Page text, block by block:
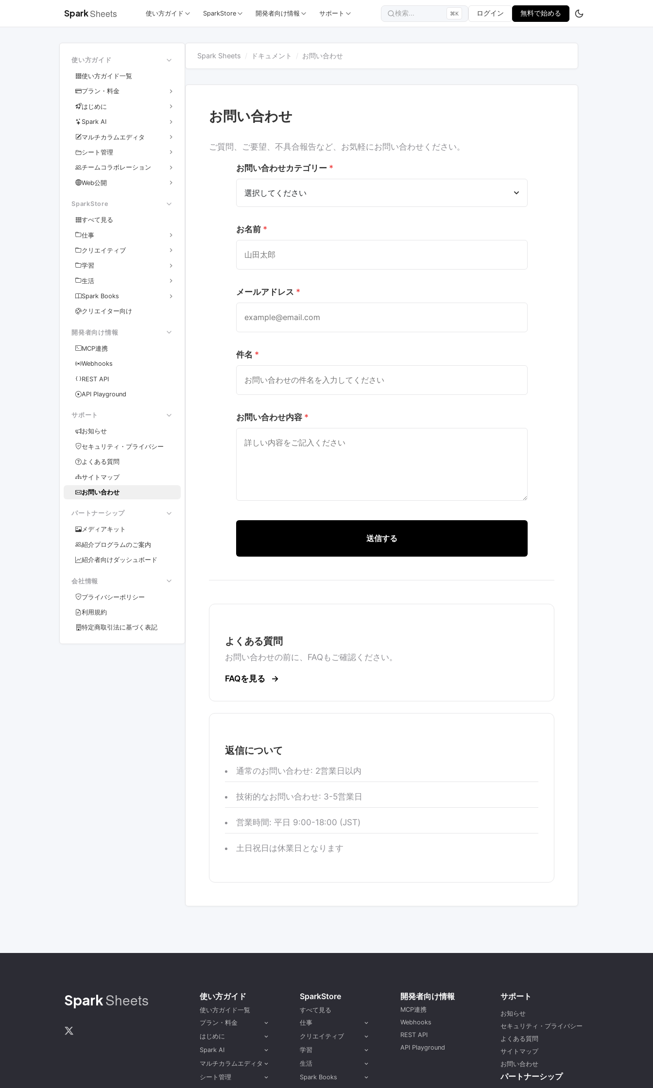
SparkSheets 使い方ガイド SparkStore 開発者向け情報 サポート 検索... ⌘K ログイン 無料で始める
使い方ガイド
使い方ガイド一覧
プラン・料金 expand_more
はじめに expand_more
Spark AI expand_more
マルチカラムエディタ expand_more
シート管理 expand_more
チームコラボレーション expand_more
Web公開 expand_more
SparkStore
すべて見る
仕事 expand_more
クリエイティブ expand_more
学習 expand_more
生活 expand_more
Spark Books expand_more
クリエイター向け
開発者向け情報
MCP連携
Webhooks
REST API
API Playground
サポート
お知らせ
セキュリティ・プライバシー
よくある質問
サイトマップ
お問い合わせ
パートナーシップ
メディアキット
紹介プログラムのご案内
紹介者向けダッシュボード
会社情報
プライバシーポリシー
利用規約
特定商取引法に基づく表記
Spark Sheets ドキュメント お問い合わせ
お問い合わせ
ご質問、ご要望、不具合報告など、お気軽にお問い合わせください。
お問い合わせカテゴリー *
お名前 *
メールアドレス *
件名 *
お問い合わせ内容 *
送信する
よくある質問
お問い合わせの前に、FAQもご確認ください。
FAQを見る
返信について
通常のお問い合わせ: 2営業日以内
技術的なお問い合わせ: 3-5営業日
営業時間: 平日 9:00-18:00 (JST)
土日祝日は休業日となります
SparkSheets 使い方ガイド
使い方ガイド一覧
プラン・料金
expand_more
はじめに expand_more
Spark AI expand_more
マルチカラムエディタ expand_more
シート管理 expand_more
SparkStore
すべて見る
仕事
expand_more
クリエイティブ expand_more
学習 expand_more
生活 expand_more
Spark Books expand_more
開発者向け情報
MCP連携
Webhooks
REST API
API Playground
サポート
お知らせ
セキュリティ・プライバシー
よくある質問
サイトマップ
お問い合わせ
パートナーシップ